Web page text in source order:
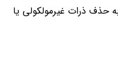
حذف ذرات غیرمولکولی یا